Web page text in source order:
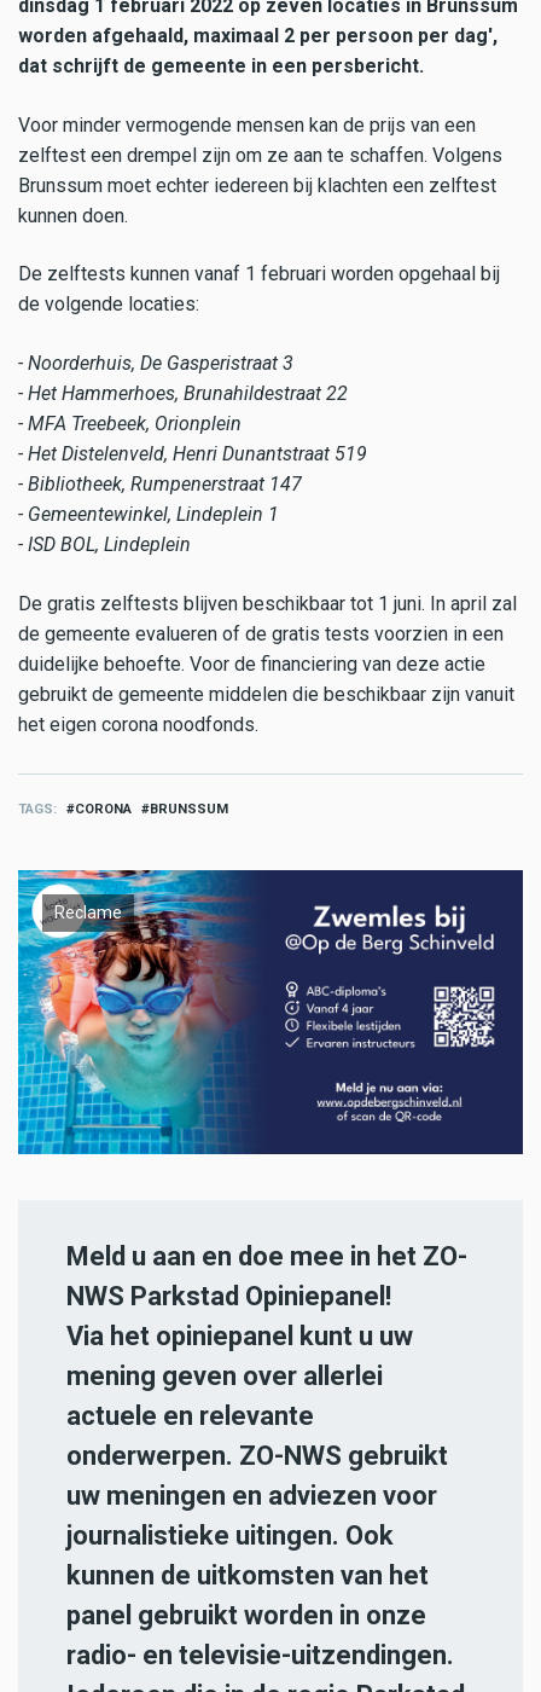
dinsdag 1 februari 2022 op zeven locaties in Brunssum
worden afgehaald, maximaal 2 per persoon per dag',
dat schrijft de gemeente in een persbericht.
Voor minder vermogende mensen kan de prijs van een
zelftest een drempel zijn om ze aan te schaffen. Volgens
Brunssum moet echter iedereen bij klachten een zelftest
kunnen doen.
De zelftests kunnen vanaf 1 februari worden opgehaal bij
de volgende locaties:
- Noorderhuis, De Gasperistraat 3
- Het Hammerhoes, Brunahildestraat 22
- MFA Treebeek, Orionplein
- Het Distelenveld, Henri Dunantstraat 519
- Bibliotheek, Rumpenerstraat 147
- Gemeentewinkel, Lindeplein 1
- ISD BOL, Lindeplein
De gratis zelftests blijven beschikbaar tot 1 juni. In april zal
de gemeente evalueren of de gratis tests voorzien in een
duidelijke behoefte. Voor de financiering van deze actie
gebruikt de gemeente middelen die beschikbaar zijn vanuit
het eigen corona noodfonds.
TAGS CORONA BRUNSSUM
Reclame
Meld u aan en doe mee in het ZO-
NWS Parkstad Opiniepanel!
Via het opiniepanel kunt u uw
mening geven over allerlei
actuele en relevante
onderwerpen. ZO-NWS gebruikt
uw meningen en adviezen voor
journalistieke uitingen. Ook
kunnen de uitkomsten van het
panel gebruikt worden in onze
radio- en televisie-uitzendingen.